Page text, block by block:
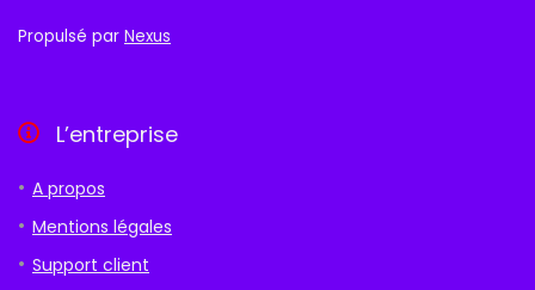
Propulsé par Nexus
L’entreprise
A propos
Mentions légales
Support client